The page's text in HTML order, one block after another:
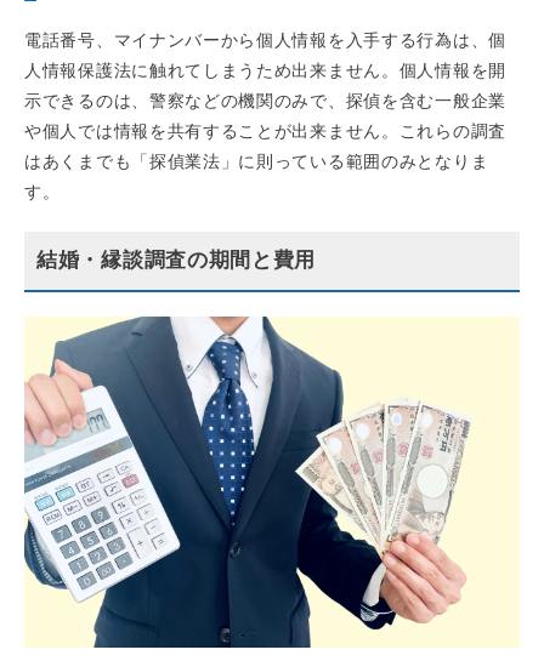
電話番号、マイナンバーから個人情報を入手する行為は、個
人情報保護法に触れてしまうため出来ません。個人情報を開
示できるのは、警察などの機関のみで、探偵を含む一般企業
や個人では情報を共有することが出来ません。これらの調査
はあくまでも「探偵業法」に則っている範囲のみとなりま
す。
結婚・縁談調査の期間と費用